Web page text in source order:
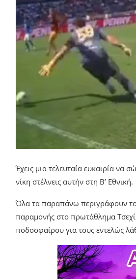
Έχεις μια τελευταία ευκαιρία να
νίκη στέλνεις αυτήν στη Β’ Εθνική.
Όλα τα παραπάνω περιγράφουν
παραμονής στο πρωτάθλημα
ποδοσφαίρου για τους εντελώς